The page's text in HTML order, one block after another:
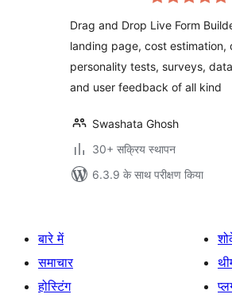
& Quiz
Drag and Drop Live Form
landing page, cost estimation,
personality tests, surveys,
and user feedback of all kind
Swashata Ghosh
30+ सक्रिय स्थापन
6.3.9 के साथ परीक्षण किया
बारे में
समाचार
होस्टिंग